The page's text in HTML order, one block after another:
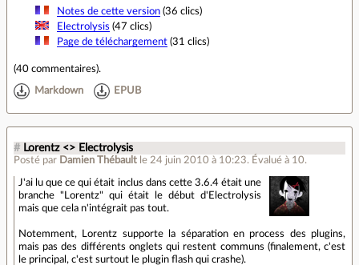
Notes de cette version(36 clics)
Electrolysis (47 clics)
Page de téléchargement(31 clics)
(40 commentaires).
Markdown EPUB
# Lorentz <> Electrolysis
Posté par Damien Thébault le 24 juin 2010 à 10:23. Évalué à 10.
J'ai lu que ce qui était inclus dans cette 3.6.4 était une
branche "Lorentz" qui était le début d'Electrolysis
mais que cela n'intégrait pas tout.
Notemment, Lorentz supporte la séparation en process des plugins,
mais pas des différents onglets qui restent communs (finalement, c'est
le principal, c'est surtout le plugin flash qui crashe).